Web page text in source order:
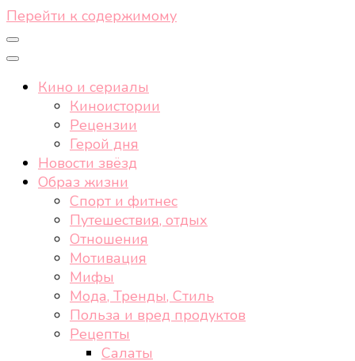
Перейти к содержимому
Кино и сериалы
Киноистории
Рецензии
Герой дня
Новости звёзд
Образ жизни
Спорт и фитнес
Путешествия, отдых
Отношения
Мотивация
Мифы
Мода, Тренды, Стиль
Польза и вред продуктов
Рецепты
Салаты